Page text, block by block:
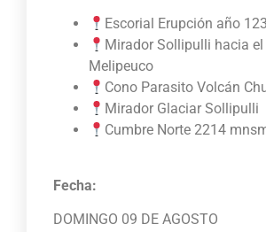
Escorial Erupción año
Mirador Sollipulli hacia el
Melipeuco
Cono Parasito Volcán
Mirador Glaciar Sollipulli
Cumbre Norte 2214
Fecha:
DOMINGO 09 DE AGOSTO